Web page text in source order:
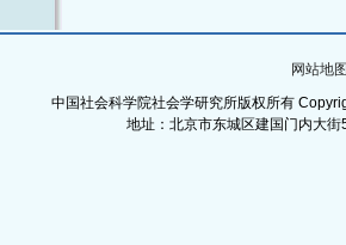
网站地
中国社会科学院社会学研究所版权所有
地址：北京市东城区建国门内